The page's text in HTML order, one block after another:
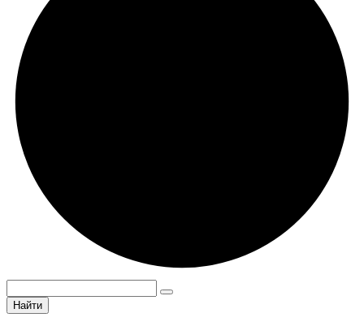
Найти